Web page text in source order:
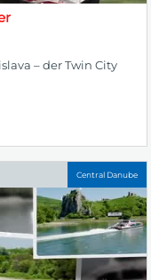
– der Twin City
Central Danube